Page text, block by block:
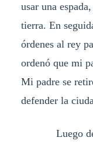
usar una
tierra. En
órdenes al rey
ordenó que mi
Mi padre se
defender la
Luego de